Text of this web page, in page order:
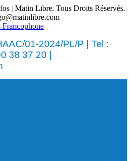
| Matin Libre. Tous Droits Réservés.
01-2024/PL/P | Tel :
38 37 20 |